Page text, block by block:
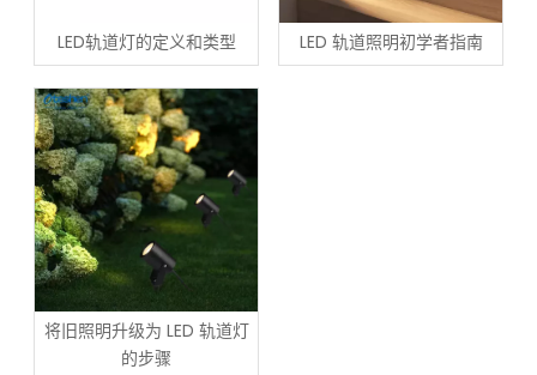
LED轨道灯的定义和类型 LED 轨道照明初学者指南
将旧照明升级为 LED 轨道灯
的步骤